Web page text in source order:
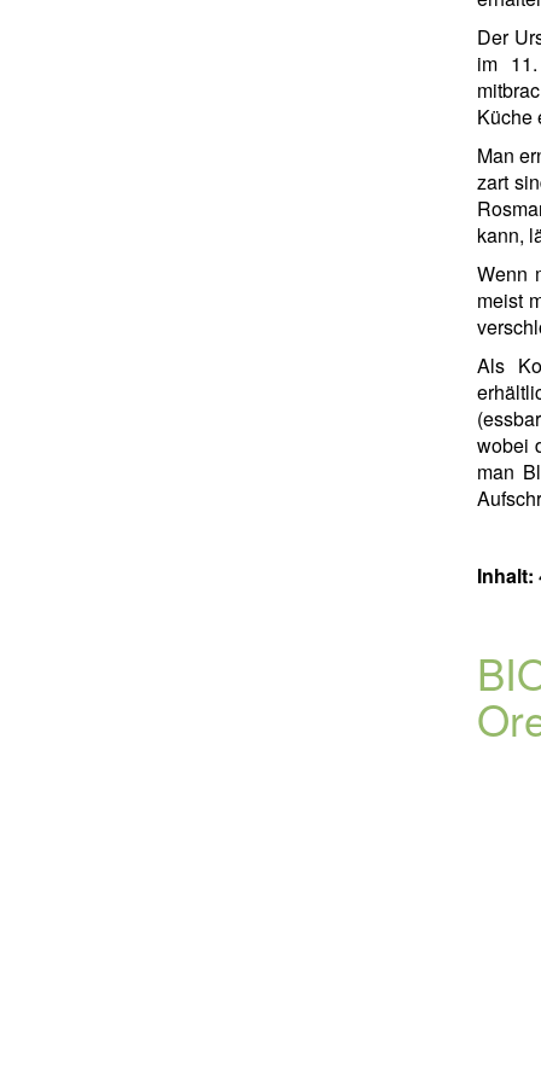
Der
im
Küche
Man
zart
kann,
Wenn
meist
Als
wobei
man
Inhalt: